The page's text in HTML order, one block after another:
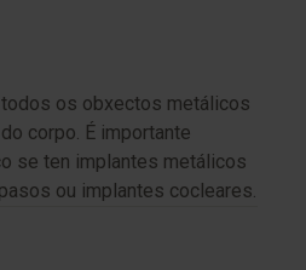
os obxectos metálicos
corpo. É importante
se ten implantes metálicos
ou implantes cocleares.